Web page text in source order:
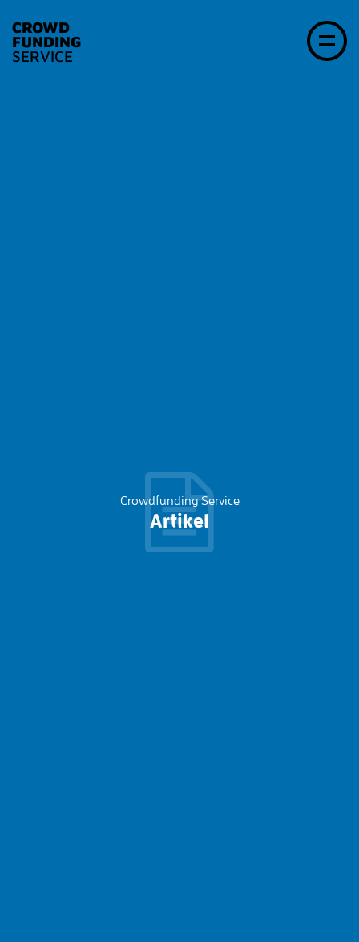
CROWD
FUNDING
SERVICE
Crowdfunding Service
Artikel